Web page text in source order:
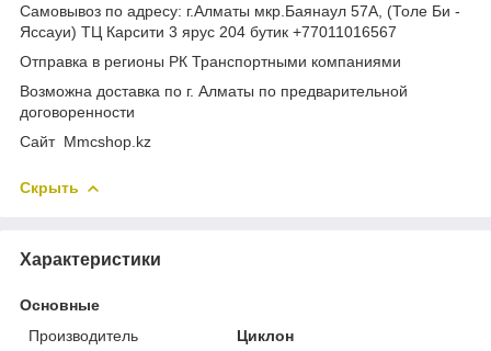
Самовывоз по адресу: г.Алматы мкр.Баянаул 57А, (Толе Би -
Яссауи) ТЦ Карсити 3 ярус 204 бутик +77011016567
Отправка в регионы РК Транспортными компаниями
Возможна доставка по г. Алматы по предварительной
договоренности
Cайт Mmcshop.kz
Скрыть
Характеристики
Основные
Производитель
Циклон